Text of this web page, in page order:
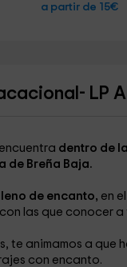
a partir de 15€
LP
dentro de
de Breña Baja.
de encanto, en
las que conocer
te animamos a que
con encanto.